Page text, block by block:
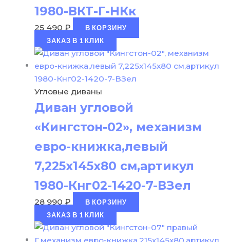
1980-ВКТ-Г-НКк
25 490 ₽
В КОРЗИНУ
ЗАКАЗ В 1 КЛИК
Угловые диваны
Диван угловой
«Кингстон-02», механизм
евро-книжка,левый
7,225х145х80 см,артикул
1980-Кнг02-1420-7-ВЗел
28 990 ₽
В КОРЗИНУ
ЗАКАЗ В 1 КЛИК